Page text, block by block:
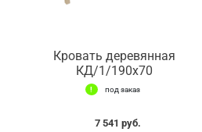
Кровать деревянная
КД/1/190х70
под заказ
7 541 руб.